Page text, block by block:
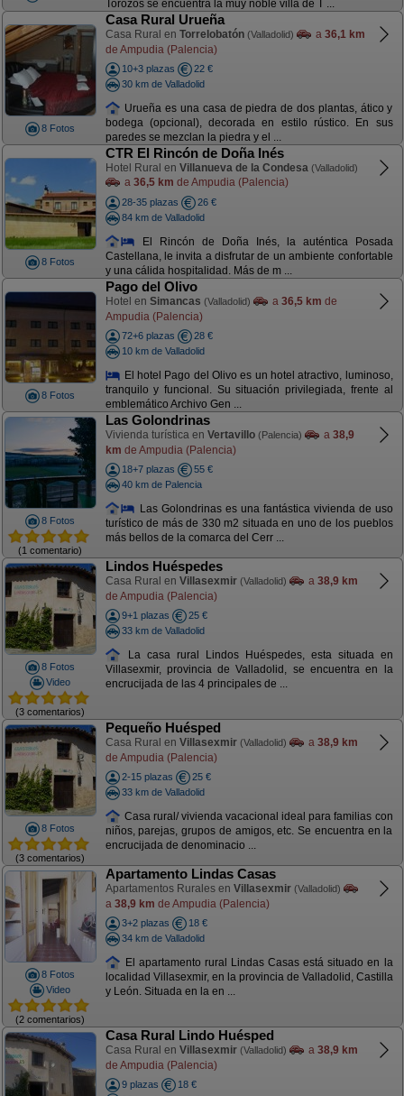
Torozos se encuentra la muy noble villa de T ...
8 Fotos
Casa Rural Urueña
Casa Rural en Torrelobatón (Valladolid) a 36,1 km
de Ampudia (Palencia)
10+3 plazas
22 €
30 km de Valladolid
Urueña es una casa de piedra de dos plantas, ático y
bodega (opcional), decorada en estilo rústico. En sus
paredes se mezclan la piedra y el ...
8 Fotos
CTR El Rincón de Doña Inés
Hotel Rural en Villanueva de la Condesa (Valladolid)
a 36,5 km de Ampudia (Palencia)
28-35 plazas
26 €
84 km de Valladolid
El Rincón de Doña Inés, la auténtica Posada
Castellana, le invita a disfrutar de un ambiente confortable
y una cálida hospitalidad. Más de m ...
8 Fotos
Pago del Olivo
Hotel en Simancas (Valladolid) a 36,5 km de
Ampudia (Palencia)
72+6 plazas
28 €
10 km de Valladolid
El hotel Pago del Olivo es un hotel atractivo, luminoso,
tranquilo y funcional. Su situación privilegiada, frente al
emblemático Archivo Gen ...
8 Fotos
(1 comentario)
Las Golondrinas
Vivienda turística en Vertavillo (Palencia) a 38,9
km de Ampudia (Palencia)
18+7 plazas
55 €
40 km de Palencia
Las Golondrinas es una fantástica vivienda de uso
turístico de más de 330 m2 situada en uno de los pueblos
más bellos de la comarca del Cerr ...
8 Fotos
Video
(3 comentarios)
Lindos Huéspedes
Casa Rural en Villasexmir (Valladolid) a 38,9 km
de Ampudia (Palencia)
9+1 plazas
25 €
33 km de Valladolid
La casa rural Lindos Huéspedes, esta situada en
Villasexmir, provincia de Valladolid, se encuentra en la
encrucijada de las 4 principales de ...
8 Fotos
(3 comentarios)
Pequeño Huésped
Casa Rural en Villasexmir (Valladolid) a 38,9 km
de Ampudia (Palencia)
2-15 plazas
25 €
33 km de Valladolid
Casa rural/ vivienda vacacional ideal para familias con
niños, parejas, grupos de amigos, etc. Se encuentra en la
encrucijada de denominacio ...
8 Fotos
Video
(2 comentarios)
Apartamento Lindas Casas
Apartamentos Rurales en Villasexmir (Valladolid)
a 38,9 km de Ampudia (Palencia)
3+2 plazas
18 €
34 km de Valladolid
El apartamento rural Lindas Casas está situado en la
localidad Villasexmir, en la provincia de Valladolid, Castilla
y León. Situada en la en ...
Casa Rural Lindo Huésped
Casa Rural en Villasexmir (Valladolid) a 38,9 km
de Ampudia (Palencia)
9 plazas
18 €